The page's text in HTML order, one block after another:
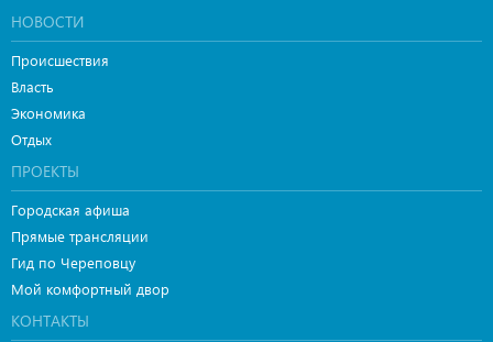
НОВОСТИ
Происшествия
Власть
Экономика
Отдых
ПРОЕКТЫ
Городская афиша
Прямые трансляции
Гид по Череповцу
Мой комфортный двор
КОНТАКТЫ